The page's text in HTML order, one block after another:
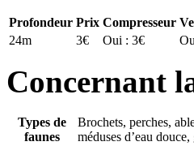
Profondeur Prix Compresseur
24m
3€ Oui : 3€
Concernant
Types de
faunes
Brochets, perches,
méduses d’eau